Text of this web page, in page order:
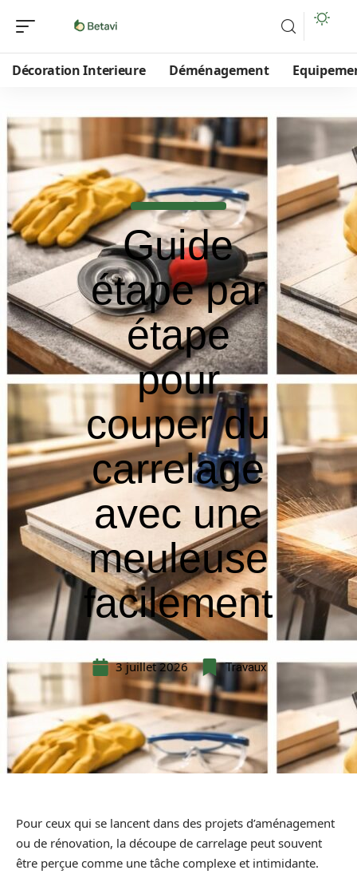
Décoration Interieure Déménagement
Guide
étape par
étape
pour
couper du
carrelage
avec une
meuleuse
facilement
3 juillet 2026 Travaux
Pour ceux qui se lancent dans des projets d’aménagement
ou de rénovation, la découpe de carrelage peut souvent
être perçue comme une tâche complexe et intimidante.